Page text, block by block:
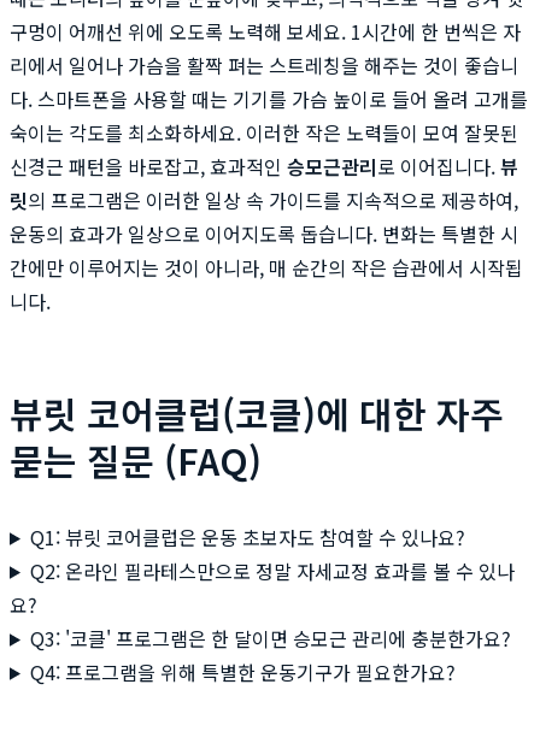
구멍이 어깨선 위에 오도록 노력해 보세요. 1시간에 한 번씩은 자
리에서 일어나 가슴을 활짝 펴는 스트레칭을 해주는 것이 좋습니
다. 스마트폰을 사용할 때는 기기를 가슴 높이로 들어 올려 고개를
숙이는 각도를 최소화하세요. 이러한 작은 노력들이 모여 잘못된
신경근 패턴을 바로잡고, 효과적인 승모근관리로 이어집니다.뷰
릿의 프로그램은 이러한 일상 속 가이드를 지속적으로 제공하여,
운동의 효과가 일상으로 이어지도록 돕습니다. 변화는 특별한 시
간에만 이루어지는 것이 아니라, 매 순간의 작은 습관에서 시작됩
니다.
뷰릿 코어클럽(코클)에 대한 자주
묻는 질문 (FAQ)
Q1: 뷰릿 코어클럽은 운동 초보자도 참여할 수 있나요?
Q2: 온라인 필라테스만으로 정말 자세교정 효과를 볼 수 있나
요?
Q3: '코클' 프로그램은 한 달이면 승모근 관리에 충분한가요?
Q4: 프로그램을 위해 특별한 운동기구가 필요한가요?